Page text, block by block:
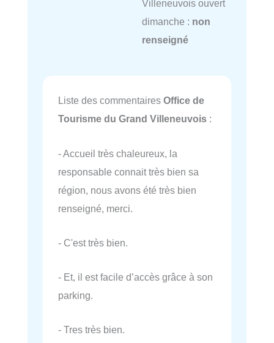
Villeneuvois ouvert
dimanche : non
renseigné
Liste des commentaires Office de
Tourisme du Grand Villeneuvois :
- Accueil très chaleureux, la
responsable connait très bien sa
région, nous avons été très bien
renseigné, merci.
- C'est très bien.
- Et, il est facile d’accès grâce à son
parking.
- Tres très bien.